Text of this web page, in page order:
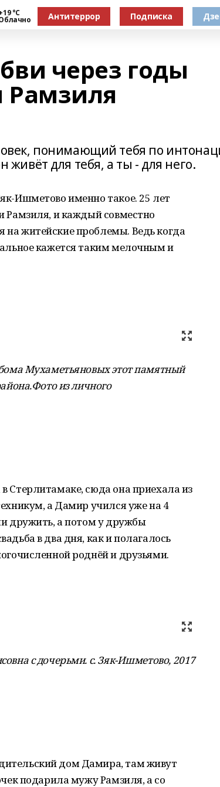
°С Антитеррор Подписка
через годы
Рамзиля
понимающий тебя по
живёт для тебя, а ты - для него.
Ишметово именно такое. 25 лет
Рамзиля, и каждый совместно
житейские проблемы. Ведь когда
кажется таким мелочным и
Мухаметьяновых этот памятный
из личного
Стерлитамаке, сюда она приехала из
а Дамир учился уже на 4
дружить, а потом у дружбы
в два дня, как и полагалось
роднёй и друзьями.
с дочерьми. с. Зяк-Ишметово, 2017
дом Дамира, там живут
подарила мужу Рамзиля, а со